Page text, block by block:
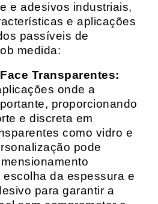
e adesivos industriais,
e aplicações
passíveis de
medida:
Transparentes:
onde a
proporcionando
e discreta em
como vidro e
pode
da espessura e
para garantir a